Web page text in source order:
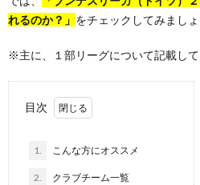
れるのか？」 をチェックしてみましょ
※主に、１部リーグについて記載して
目次
1. こんな方にオススメ
2. クラブチーム一覧